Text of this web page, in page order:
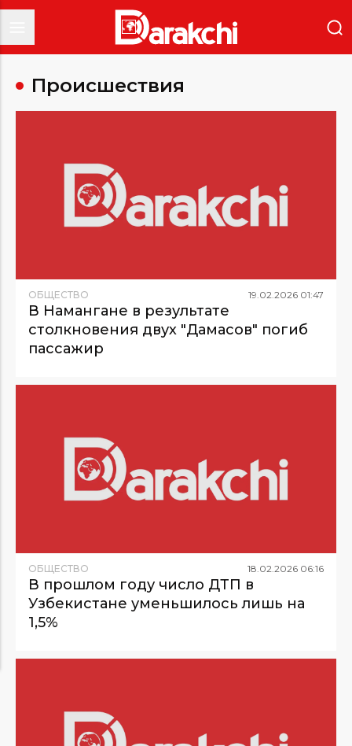
Происшествия
ОБЩЕСТВО 19.02.2026 01:47
В Намангане в результате
столкновения двух "Дамасов" погиб
пассажир
ОБЩЕСТВО 18.02.2026 06:16
В прошлом году число ДТП в
Узбекистане уменьшилось лишь на
1,5%